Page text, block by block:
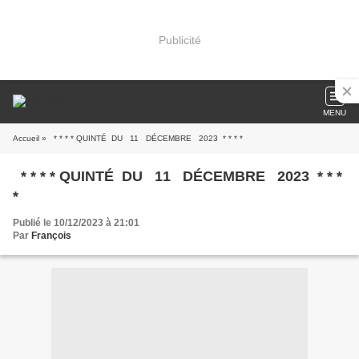
Publicité
MENU
Accueil » * * * * QUINTÉ DU 11 DÉCEMBRE 2023 * * * *
* * * * QUINTÉ DU 11 DÉCEMBRE 2023 * * *
*
Publié le 10/12/2023 à 21:01
Par François